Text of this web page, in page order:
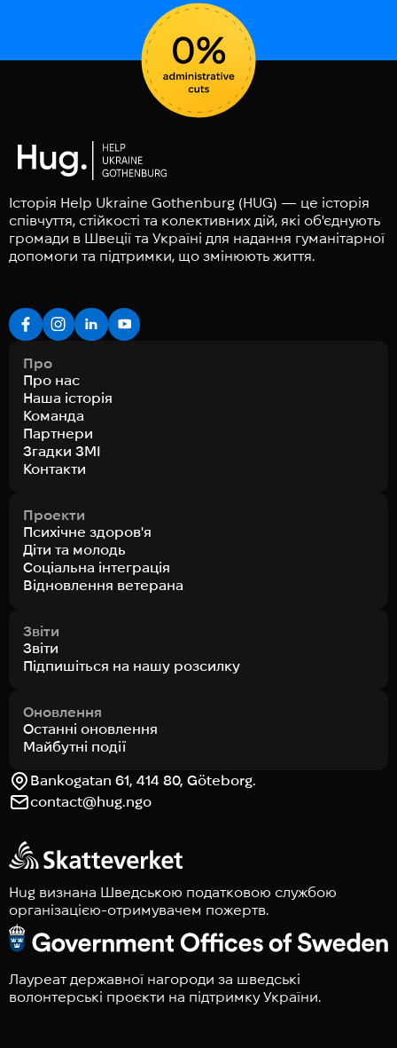
Історія Help Ukraine Gothenburg (HUG) — це історія
співчуття, стійкості та колективних дій, які об'єднують
громади в Швеції та Україні для надання гуманітарної
допомоги та підтримки, що змінюють життя.
Про
Про нас
Наша історія
Команда
Партнери
Згадки ЗМІ
Контакти
Проекти
Психічне здоров'я
Діти та молодь
Соціальна інтеграція
Відновлення ветерана
Звіти
Звіти
Підпишіться на нашу розсилку
Оновлення
Останні оновлення
Майбутні події
Bankogatan 61, 414 80, Göteborg.
contact@hug.ngo
Hug визнана Шведською податковою службою
організацією-отримувачем пожертв.
Лауреат державної нагороди за шведські
волонтерські проєкти на підтримку України.